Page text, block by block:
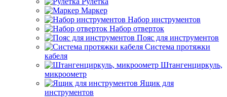
Маркер
Набор инструментов
Набор отверток
Пояс для инструментов
Система протяжки
кабеля
Штангенциркуль,
микроометр
Ящик для
инструментов